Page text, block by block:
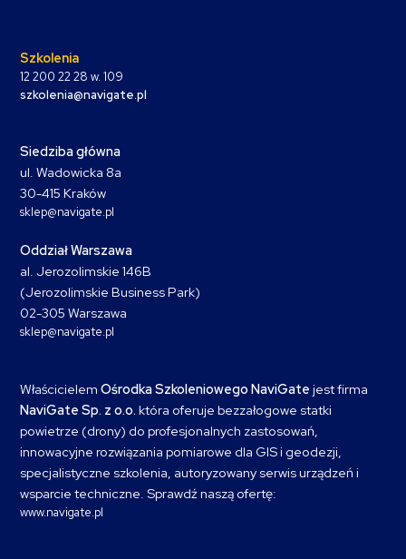
Szkolenia
12 200 22 28 w. 109
szkolenia@navigate.pl
Siedziba główna
ul. Wadowicka 8a
30-415 Kraków
sklep@navigate.pl
Oddział Warszawa
al. Jerozolimskie 146B
(Jerozolimskie Business Park)
02-305 Warszawa
sklep@navigate.pl
Właścicielem Ośrodka Szkoleniowego NaviGate jest firma
NaviGate Sp. z o.o. która oferuje bezzałogowe statki
powietrze (drony) do profesjonalnych zastosowań,
innowacyjne rozwiązania pomiarowe dla GIS i geodezji,
specjalistyczne szkolenia, autoryzowany serwis urządzeń i
wsparcie techniczne. Sprawdź naszą ofertę:
www.navigate.pl